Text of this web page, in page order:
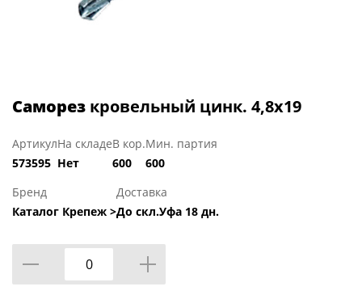
Саморез кровельный цинк. 4,8х19
Артикул
573595
На складе
Нет
В кор.
600
Мин. партия
600
Бренд
Каталог Крепеж >
Доставка
До скл.Уфа 18 дн.